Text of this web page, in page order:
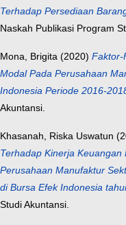
Terhadap Persediaan
Naskah Publikasi Program
Mona, Brigita (2020) Faktor-
Modal Pada Perusahaan
Indonesia Periode 2016-
Akuntansi.
Khasanah, Riska Uswatun
Terhadap Kinerja
Perusahaan Manufaktur
di Bursa Efek Indonesia
Studi Akuntansi.